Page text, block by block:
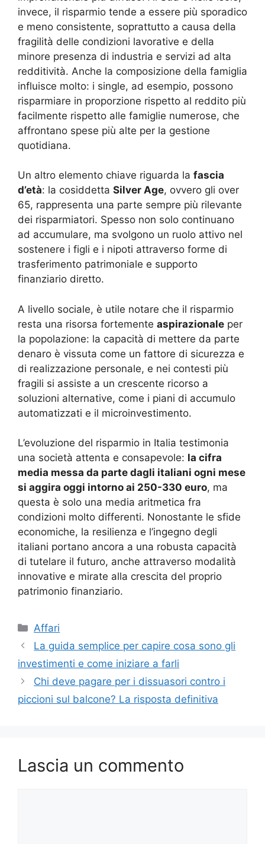
invece, il risparmio tende a essere più sporadico
e meno consistente, soprattutto a causa della
fragilità delle condizioni lavorative e della
minore presenza di industria e servizi ad alta
redditività. Anche la composizione della famiglia
influisce molto: i single, ad esempio, possono
risparmiare in proporzione rispetto al reddito più
facilmente rispetto alle famiglie numerose, che
affrontano spese più alte per la gestione
quotidiana.
Un altro elemento chiave riguarda la fascia
d’età: la cosiddetta Silver Age, ovvero gli over
65, rappresenta una parte sempre più rilevante
dei risparmiatori. Spesso non solo continuano
ad accumulare, ma svolgono un ruolo attivo nel
sostenere i figli e i nipoti attraverso forme di
trasferimento patrimoniale e supporto
finanziario diretto.
A livello sociale, è utile notare che il risparmio
resta una risorsa fortemente aspirazionale per
la popolazione: la capacità di mettere da parte
denaro è vissuta come un fattore di sicurezza e
di realizzazione personale, e nei contesti più
fragili si assiste a un crescente ricorso a
soluzioni alternative, come i piani di accumulo
automatizzati e il microinvestimento.
L’evoluzione del risparmio in Italia testimonia
una società attenta e consapevole: la cifra
media messa da parte dagli italiani ogni mese
si aggira oggi intorno ai 250-330 euro, ma
questa è solo una media aritmetica fra
condizioni molto differenti. Nonostante le sfide
economiche, la resilienza e l’ingegno degli
italiani portano ancora a una robusta capacità
di tutelare il futuro, anche attraverso modalità
innovative e mirate alla crescita del proprio
patrimonio finanziario.
Categorie
Affari
La guida semplice per capire cosa sono gli
investimenti e come iniziare a farli
Chi deve pagare per i dissuasori contro i
piccioni sul balcone? La risposta definitiva
Lascia un commento